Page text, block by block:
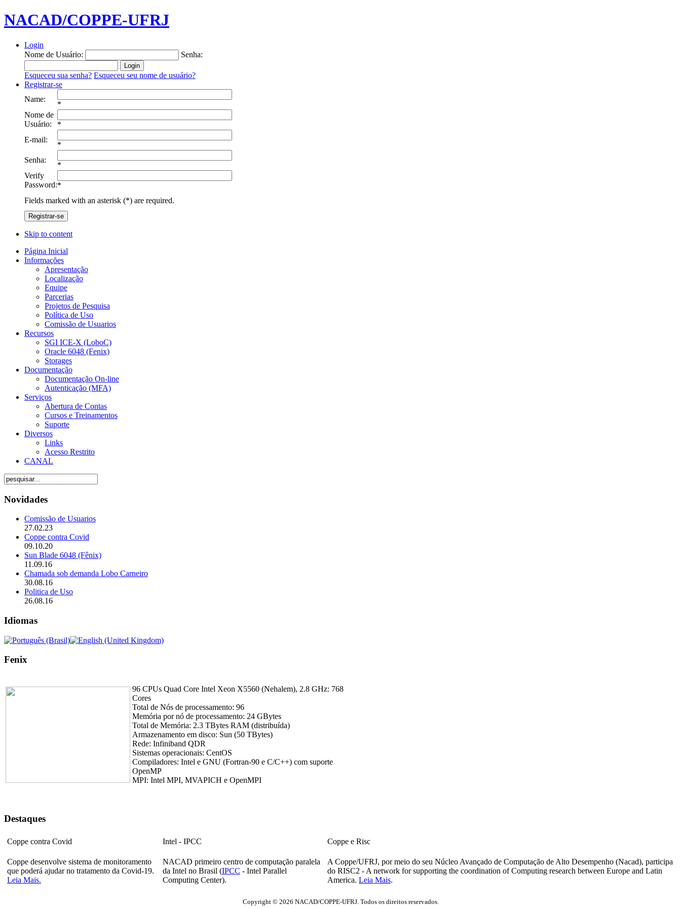
NACAD/COPPE-UFRJ
Login
Nome de Usuário:
Senha:
Esqueceu sua senha? Esqueceu seu nome de usuário?
Registrar-se
Name:
*
Nome de
Usuário:
*
E-mail:
*
Senha:
*
Verify
Password:*
Fields marked with an asterisk (*) are required.
Registrar-se
Skip to content
Página Inicial
Informações
Apresentação
Localização
Equipe
Parcerias
Projetos de Pesquisa
Política de Uso
Comissão de Usuarios
Recursos
SGI ICE-X (LoboC)
Oracle 6048 (Fenix)
Storages
Documentação
Documentação On-line
Autenticação (MFA)
Serviços
Abertura de Contas
Cursos e Treinamentos
Suporte
Diversos
Links
Acesso Restrito
CANAL
Novidades
Comissão de Usuarios
27.02.23
Coppe contra Covid
09.10.20
Sun Blade 6048 (Fênix)
11.09.16
Chamada sob demanda Lobo Carneiro
30.08.16
Politica de Uso
26.08.16
Idiomas
Fenix
96 CPUs Quad Core Intel Xeon X5560 (Nehalem), 2.8 GHz: 768
Cores
Total de Nós de processamento: 96
Memória por nó de processamento: 24 GBytes
Total de Memória: 2.3 TBytes RAM (distribuída)
Armazenamento em disco: Sun (50 TBytes)
Rede: Infiniband QDR
Sistemas operacionais: CentOS
Compiladores: Intel e GNU (Fortran-90 e C/C++) com suporte
OpenMP
MPI: Intel MPI, MVAPICH e OpenMPI
Destaques
Coppe contra Covid
Coppe desenvolve sistema de monitoramento
que poderá ajudar no tratamento da Covid-19.
Leia Mais.
Intel - IPCC
NACAD primeiro centro de computação paralela
da Intel no Brasil (IPCC - Intel Parallel
Computing Center).
Coppe e Risc
A Coppe/UFRJ, por meio do seu Núcleo Avançado de Computação de Alto Desempenho (Nacad), participa
do RISC2 - A network for supporting the coordination of Computing research between Europe and Latin
America. Leia Mais.
Copyright © 2026 NACAD/COPPE-UFRJ. Todos os direitos reservados.